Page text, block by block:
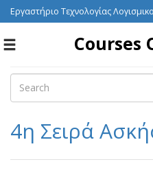
Εργαστήριο Τεχνολογίας
Toggle
Courses
4η Σειρά